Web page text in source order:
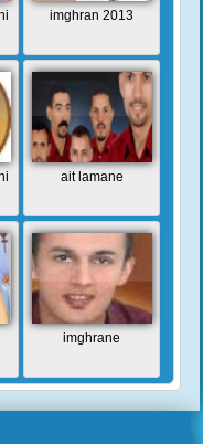
imghran 2013
ait lamane
imghrane